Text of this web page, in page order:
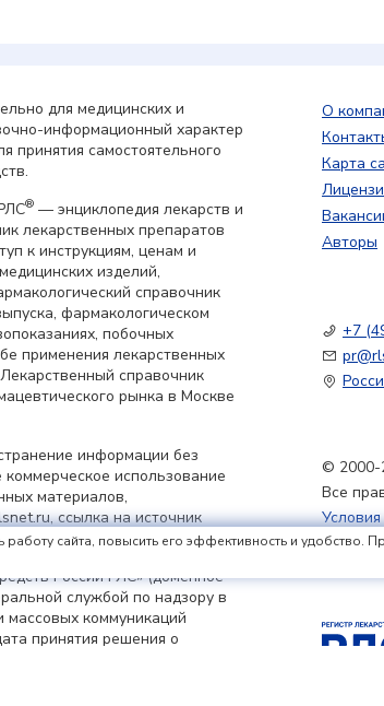
для медицинских и
информационный характер
принятия самостоятельного
® — энциклопедия лекарств и
лекарственных препаратов
к инструкциям, ценам и
изделий,
справочник
фармакологическом
побочных
применения лекарственных
справочник
рынка в Москве
информации без
использование
материалов,
ссылка на источник
России РЛС» (доменное
службой по надзору в
массовых коммуникаций
принятия решения о
О
Карта
Авторы
+7
©
Все
сайта, повысить его эффективность и удобство.